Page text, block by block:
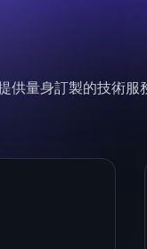
供量身訂製的技術服